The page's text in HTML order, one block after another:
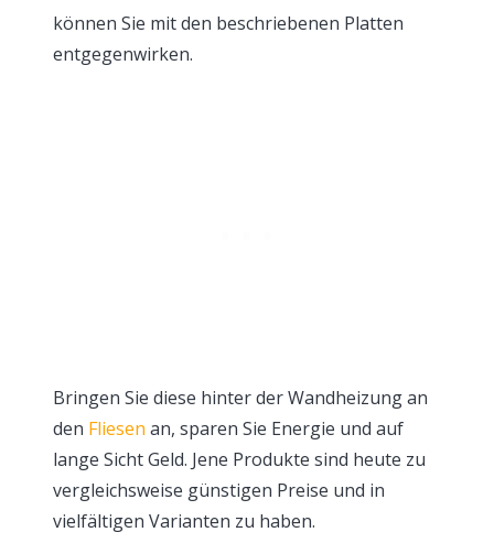
können Sie mit den beschriebenen Platten
entgegenwirken.
Bringen Sie diese hinter der Wandheizung an
den Fliesen an, sparen Sie Energie und auf
lange Sicht Geld. Jene Produkte sind heute zu
vergleichsweise günstigen Preise und in
vielfältigen Varianten zu haben.